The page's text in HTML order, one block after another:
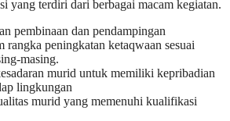
yang terdiri dari berbagai macam kegiatan.
pembinaan dan pendampingan
rangka peningkatan ketaqwaan sesuai
masing.
murid untuk memiliki kepribadian
lingkungan
murid yang memenuhi kualifikasi